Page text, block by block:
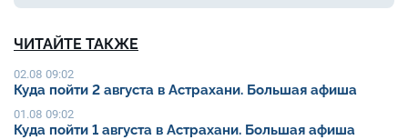
ЧИТАЙТЕ ТАКЖЕ
02.08 09:02
Куда пойти 2 августа в Астрахани. Большая афиша
01.08 09:02
Куда пойти 1 августа в Астрахани. Большая афиша